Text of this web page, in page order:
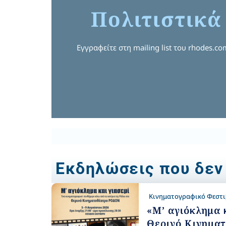
Εγγραφείτε στη mailing list του
Εκδηλώσεις που
Κινηματογραφικό
«Μ’ αγιόκλημα